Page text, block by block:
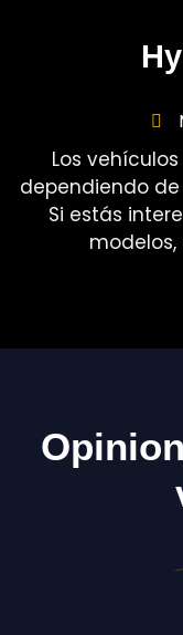
Los
dependiendo
Si estás